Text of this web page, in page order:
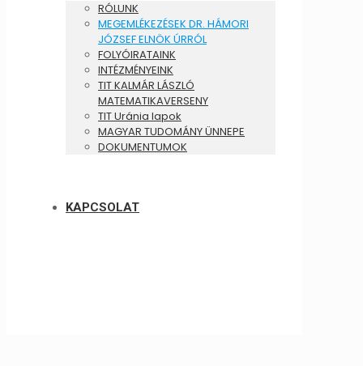
RÓLUNK
MEGEMLÉKEZÉSEK DR. HÁMORI
JÓZSEF ELNÖK ÚRRÓL
FOLYÓIRATAINK
INTÉZMÉNYEINK
TIT KALMÁR LÁSZLÓ
MATEMATIKAVERSENY
TIT Uránia lapok
MAGYAR TUDOMÁNY ÜNNEPE
DOKUMENTUMOK
KAPCSOLAT